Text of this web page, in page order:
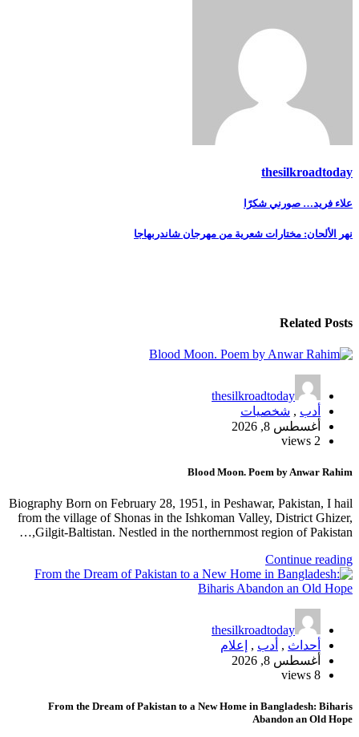
thesilkroadtoday
تصفّح
المقالات
علاء فريد… صورني شكرًا
نهر الألحان: مختارات شعرية من مهرجان شاندربهاجا
Related Posts
thesilkroadtoday
أدب , شخصيات
أغسطس 8, 2026
2 views
Blood Moon. Poem by Anwar Rahim
Biography Born on February 28, 1951, in Peshawar, Pakistan, I hail
from the village of Shonas in the Ishkoman Valley, District Ghizer,
Gilgit-Baltistan. Nestled in the northernmost region of Pakistan,…
Continue reading
thesilkroadtoday
أحداث , أدب ,
إعلام
أغسطس 8, 2026
8 views
From the Dream of Pakistan to a New Home in Bangladesh: Biharis
Abandon an Old Hope